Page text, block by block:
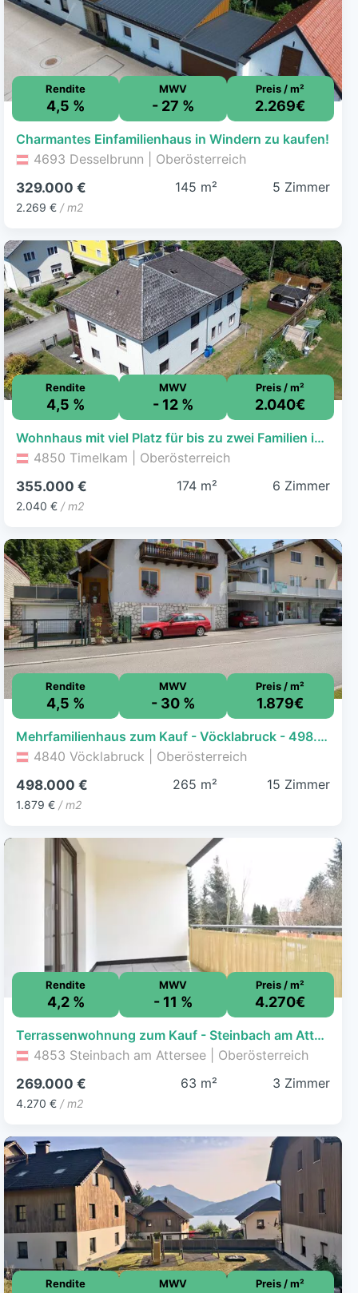
Rendite
4,5 %
MWV
- 27 %
Preis / m²
2.269€
Charmantes Einfamilienhaus in Windern zu kaufen!
4693 Desselbrunn | Oberösterreich
329.000 €
2.269 € / m2
145 m² 5 Zimmer
Rendite
4,5 %
MWV
- 12 %
Preis / m²
2.040€
Wohnhaus mit viel Platz für bis zu zwei Familien in sonniger Siedlungslage von Timelkam
4850 Timelkam | Oberösterreich
355.000 €
2.040 € / m2
174 m² 6 Zimmer
Rendite
4,5 %
MWV
- 30 %
Preis / m²
1.879€
Mehrfamilienhaus zum Kauf - Vöcklabruck - 498.000 € - 15 Zimmer, 265 m², 767 m² Grundstück
4840 Vöcklabruck | Oberösterreich
498.000 €
1.879 € / m2
265 m² 15 Zimmer
Rendite
4,2 %
MWV
- 11 %
Preis / m²
4.270€
Terrassenwohnung zum Kauf - Steinbach am Attersee - 269.000 € - 3 Zimmer, 63 m², 1. Geschoss
4853 Steinbach am Attersee | Oberösterreich
269.000 €
4.270 € / m2
63 m² 3 Zimmer
Rendite MWV Preis / m²